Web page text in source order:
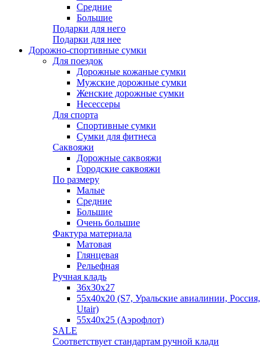
Средние
Большие
Подарки для него
Подарки для нее
Дорожно-спортивные сумки
Для поездок
Дорожные кожаные сумки
Мужские дорожные сумки
Женские дорожные сумки
Несессеры
Для спорта
Спортивные сумки
Сумки для фитнеса
Саквояжи
Дорожные саквояжи
Городские саквояжи
По размеру
Малые
Средние
Большие
Очень большие
Фактура материала
Матовая
Глянцевая
Рельефная
Ручная кладь
36х30x27
55х40х20 (S7, Уральские авиалинии, Россия,
Utair)
55х40х25 (Аэрофлот)
SALE
Соответствует стандартам ручной клади